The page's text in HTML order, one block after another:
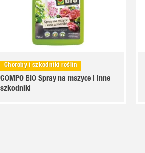
Choroby i szkodniki roślin
COMPO BIO Spray na mszyce i inne
szkodniki